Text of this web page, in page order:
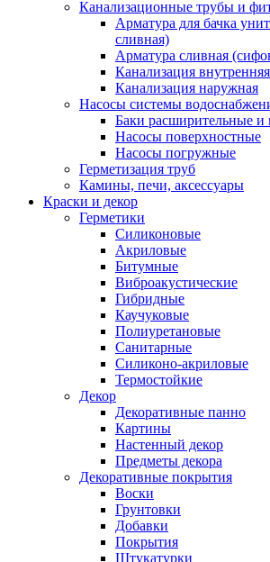
Канализационные трубы и
Арматура для бачка
сливная)
Арматура сливная
Канализация внутренняя
Канализация наружная
Насосы системы
Баки расширительные и
Насосы поверхностные
Насосы погружные
Герметизация труб
Камины, печи, аксессуары
Краски и декор
Герметики
Силиконовые
Акриловые
Битумные
Виброакустические
Гибридные
Каучуковые
Полиуретановые
Санитарные
Силиконо-акриловые
Термостойкие
Декор
Декоративные панно
Картины
Настенный декор
Предметы декора
Декоративные покрытия
Воски
Грунтовки
Добавки
Покрытия
Штукатурки